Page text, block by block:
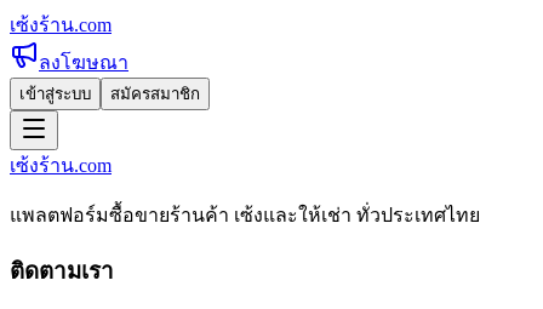
เซ้งร้าน.com
ลงโฆษณา
เข้าสู่ระบบ สมัครสมาชิก
เซ้งร้าน.com
แพลตฟอร์มซื้อขายร้านค้า เซ้งและให้เช่า ทั่วประเทศไทย
ติดตามเรา